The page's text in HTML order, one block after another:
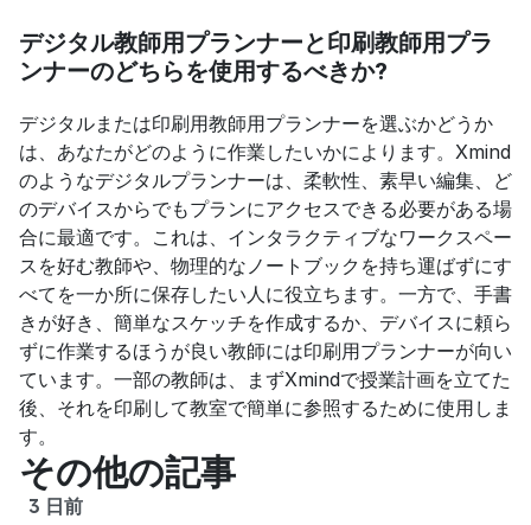
デジタル教師用プランナーと印刷教師用プラ
ンナーのどちらを使用するべきか?
デジタルまたは印刷用教師用プランナーを選ぶかどうか
は、あなたがどのように作業したいかによります。Xmind
のようなデジタルプランナーは、柔軟性、素早い編集、ど
のデバイスからでもプランにアクセスできる必要がある場
合に最適です。これは、インタラクティブなワークスペー
スを好む教師や、物理的なノートブックを持ち運ばずにす
べてを一か所に保存したい人に役立ちます。一方で、手書
きが好き、簡単なスケッチを作成するか、デバイスに頼ら
ずに作業するほうが良い教師には印刷用プランナーが向い
ています。一部の教師は、まずXmindで授業計画を立てた
後、それを印刷して教室で簡単に参照するために使用しま
す。
その他の記事
3 日前